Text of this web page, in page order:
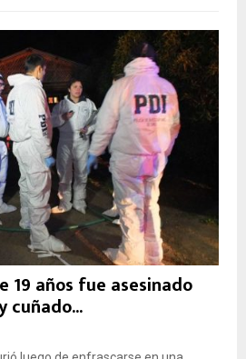
19 años fue asesinado
cuñado...